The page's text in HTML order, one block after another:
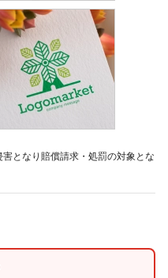
となり賠償請求・処罰の対象とな